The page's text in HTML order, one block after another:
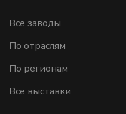
Все заводы
По отраслям
По регионам
Все выставки